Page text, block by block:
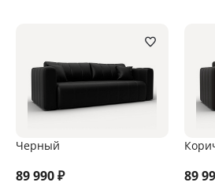
Черный
89 990₽ 89